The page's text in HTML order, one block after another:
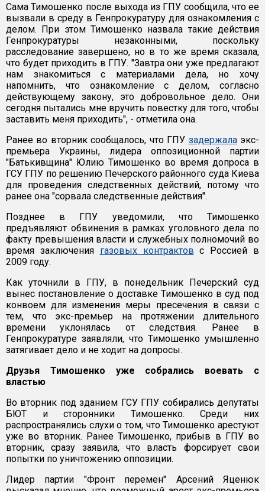
Сама Тимошенко после выхода из ГПУ сообщила, что ее
вызвали в среду в Генпрокуратуру для ознакомления с
делом. При этом Тимошенко назвала такие действия
Генпрокуратуры незаконными, поскольку
расследование завершено, но в то же время сказала,
что будет приходить в ГПУ. "Завтра они уже предлагают
нам знакомиться с материалами дела, но хочу
напомнить, что ознакомление с делом, согласно
действующему закону, это добровольное дело. Они
сегодня пытались мне вручить повестку для того, чтобы
заставить меня приходить", - отметила она.
Ранее во вторник сообщалось, что ГПУ задержалаэкс-
премьера Украины, лидера оппозиционной партии
"Батькивщина" Юлию Тимошенко во время допроса в
ГСУ ГПУ по решению Печерского районного суда Киева
для проведения следственных действий, потому что
ранее она "сорвала следственные действия".
Позднее в ГПУ уведомили, что Тимошенко
предъявляют обвинения в рамках уголовного дела по
факту превышения власти и служебных полномочий во
время заключения газовых контрактов с Россией в
2009 году.
Как уточнили в ГПУ, в понедельник Печерский суд
вынес постановление о доставке Тимошенко в суд под
конвоем для изменения меры пресечения в связи с
тем, что экс-премьер на протяжении длительного
времени уклонялась от следствия. Ранее в
Генпрокуратуре заявляли, что Тимошенко умышленно
затягивает дело и не ходит на допросы.
Друзья Тимошенко уже собрались воевать с
властью
Во вторник под зданием ГСУ ГПУ собирались депутаты
БЮТ и сторонники Тимошенко. Среди них
распространялись слухи о том, что Тимошенко арестуют
уже во вторник. Ранее Тимошенко, прибыв в ГПУ во
вторник, сразу заявила, что власть форсирует свои
попытки по уничтожению оппозиции.
Лидер партии "Фронт перемен" Арсений Яценюк